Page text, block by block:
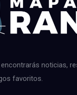
noticias,
favoritos.